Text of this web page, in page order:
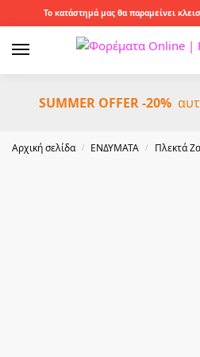
Το κατάστημά μας θα παραμείνει
SUMMER OFFER -20%
Αρχική σελίδα / ΕΝΔΥΜΑΤΑ / Πλεκτά